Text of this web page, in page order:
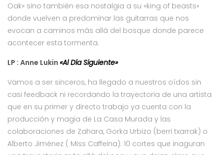
Oak» sino también esa nostalgia a su «king of beasts»
donde vuelven a predominar las guitarras que nos
evocan a caminos más allá del bosque donde parece
acontecer esta tormenta.
LP : Anne Lukin «Al Día Siguiente»
Vamos a ser sinceros, ha llegado a nuestros oídos sin
casi feedback ni recordando la trayectoria de una artista
que en su primer y directo trabajo ya cuenta con la
producción y magia de La Casa Murada y las
colaboraciones de Zahara, Gorka Urbizo (berri txarrak) o
Alberto Jiménez ( Miss Caffeina). 10 cortes que inaguran